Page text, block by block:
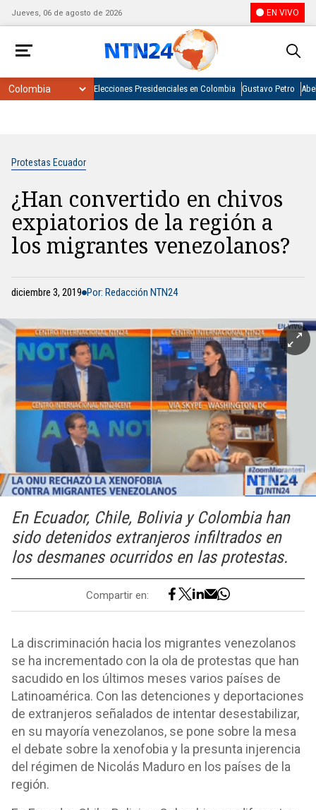
Jueves, 06 de agosto de 2026 EN VIVO
Elecciones Presidenciales en Colombia Gustavo Petro
Protestas Ecuador
¿Han convertido en chivos
expiatorios de la región a
los migrantes venezolanos?
diciembre 3, 2019 Por: Redacción NTN24
En Ecuador, Chile, Bolivia y Colombia han
sido detenidos extranjeros infiltrados en
los desmanes ocurridos en las protestas.
Compartir en:
La discriminación hacia los migrantes venezolanos
se ha incrementado con la ola de protestas que han
sacudido en los últimos meses varios países de
Latinoamérica. Con las detenciones y deportaciones
de extranjeros señalados de intentar desestabilizar,
en su mayoría venezolanos, se pone sobre la mesa
el debate sobre la xenofobia y la presunta injerencia
del régimen de Nicolás Maduro en los países de la
región.